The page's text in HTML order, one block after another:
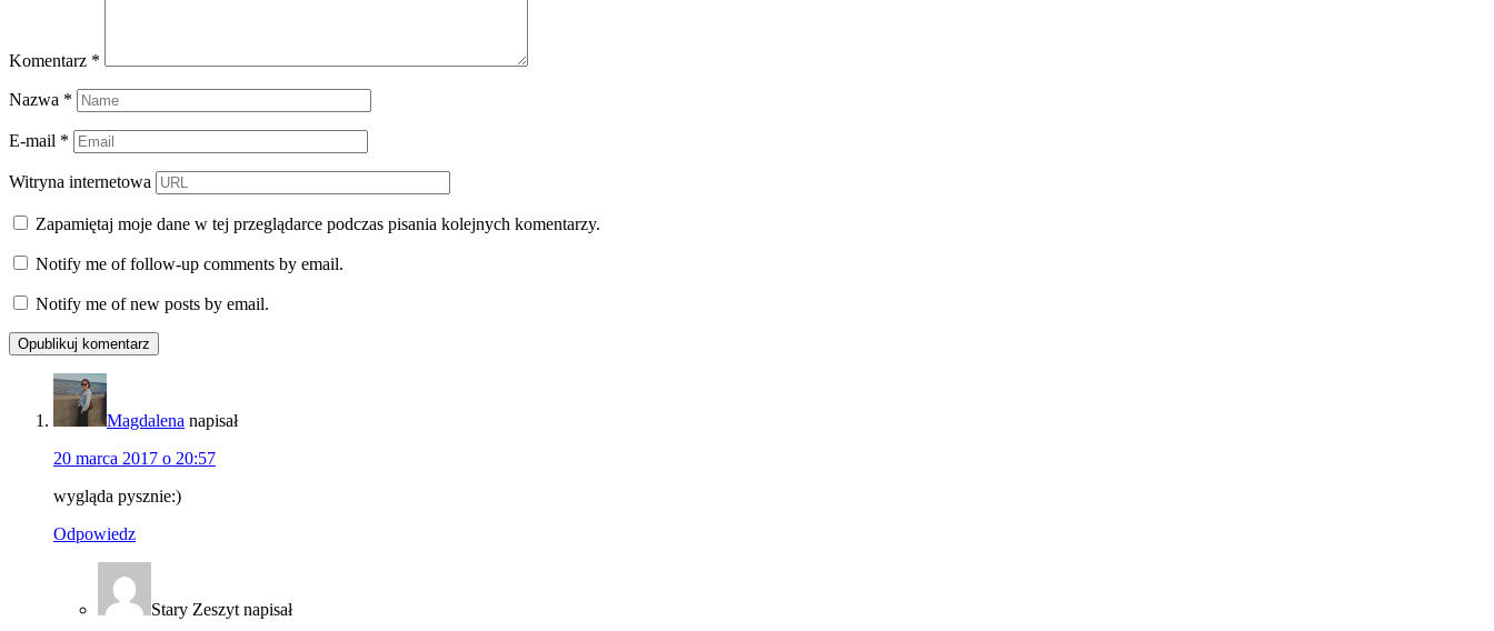
Komentarz *
Nazwa *
E-mail *
Witryna internetowa
Zapamiętaj moje dane w tej przeglądarce podczas pisania kolejnych komentarzy.
Notify me of follow-up comments by email.
Notify me of new posts by email.
Magdalena napisał
20 marca 2017 o 20:57
wygląda pysznie:)
Odpowiedz
Stary Zeszyt napisał